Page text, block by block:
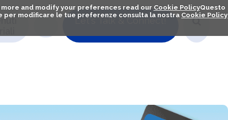
and modify your preferences read our Cookie PolicyQuesto
modificare le tue preferenze consulta la nostra Cookie Policy
Let's Talk & Connect!